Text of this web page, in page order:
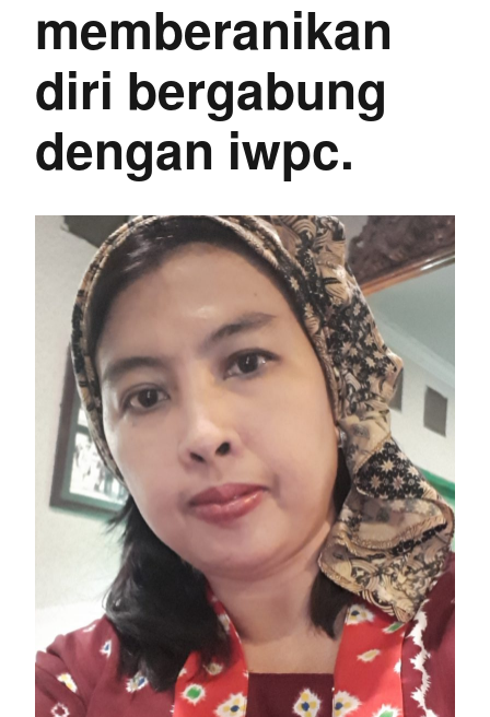
memberanikan
diri bergabung
dengan iwpc.